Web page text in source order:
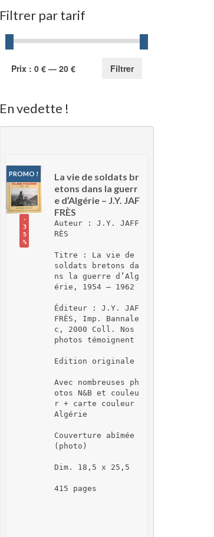
Filtrer par tarif
Prix
Prix
Filtrer
Prix : 0 €— 20 €
En vedette !
PROMO !
-
3
5
%
La vie de soldats br
etons dans la guerr
e d’Algérie – J.Y. JAF
FRÈS
Auteur : J.Y. JAFF
RÈS
Titre : La vie de
soldats bretons da
ns la guerre d’Alg
érie, 1954 – 1962
Éditeur : J.Y. JAF
FRÈS, Imp. Bannale
c, 2000 Coll. Nos
photos témoignent
Edition originale
Avec nombreuses ph
otos N&B et couleu
r + carte couleur
Algérie
Couverture abîmée
(photo)
Dim. 18,5 x 25,5
415 pages